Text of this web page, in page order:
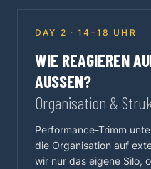
DAY 2 · 14–18 UHR
WIE REAGIEREN
AUSSEN?
Organisation &
Performance-Trimm
die Organisation auf
wir nur das eigene Silo,